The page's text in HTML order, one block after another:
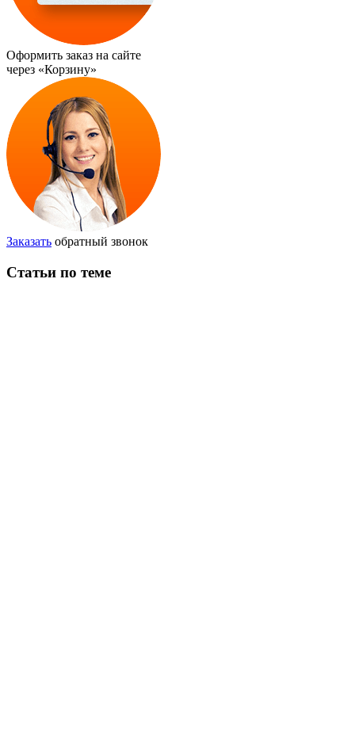
Оформить заказ на сайте
через «Корзину»
Заказать обратный звонок
Статьи по теме